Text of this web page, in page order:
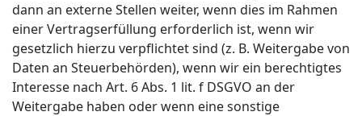
dann an externe Stellen weiter, wenn dies im Rahmen
einer Vertragserfüllung erforderlich ist, wenn wir
gesetzlich hierzu verpflichtet sind (z. B. Weitergabe von
Daten an Steuerbehörden), wenn wir ein berechtigtes
Interesse nach Art. 6 Abs. 1 lit. f DSGVO an der
Weitergabe haben oder wenn eine sonstige